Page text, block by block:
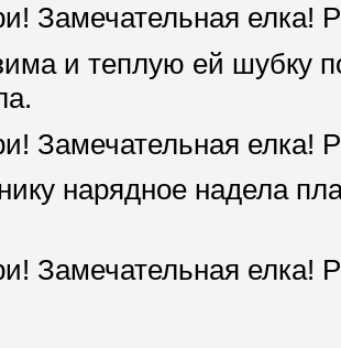
Замечательная елка!
и теплую ей шубку
Замечательная елка!
нарядное надела
Замечательная елка!